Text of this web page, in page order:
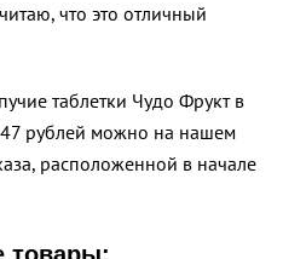
что это отличный
таблетки Чудо Фрукт в
рублей можно на нашем
расположенной в начале